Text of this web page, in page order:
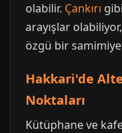
olabilir. Çankırı
arayışlar
özgü bir
Hakkari'de
Noktaları
Kütüphane ve